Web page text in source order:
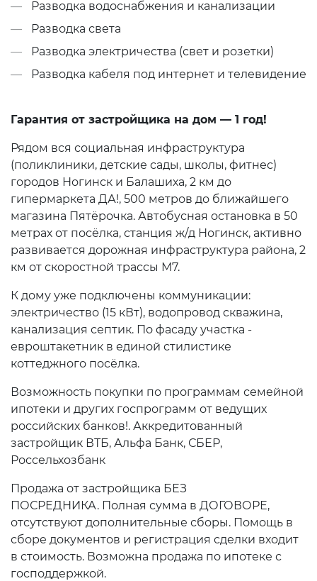
Разводка водоснабжения и канализации
Разводка света
Разводка электричества (свет и розетки)
Разводка кабеля под интернет и телевидение
Гарантия от застройщика на дом — 1 год!
Рядом вся социальная инфраструктура
(поликлиники, детские сады, школы, фитнес)
городов Ногинск и Балашиха, 2 км до
гипермаркета ДА!, 500 метров до ближайшего
магазина Пятёрочка. Автобусная остановка в 50
метрах от посёлка, станция ж/д Ногинск, активно
развивается дорожная инфраструктура района, 2
км от скоростной трассы М7.
К дому уже подключены коммуникации:
электричество (15 кВт), водопровод скважина,
канализация септик. По фасаду участка -
евроштакетник в единой стилистике
коттеджного посёлка.
Возможность покупки по программам семейной
ипотеки и других госпрограмм от ведущих
российских банков!. Аккредитованный
застройщик ВТБ, Альфа Банк, СБЕР,
Россельхозбанк
Продажа от застройщика БЕЗ
ПОСРЕДНИКА. Полная сумма в ДОГОВОРЕ,
отсутствуют дополнительные сборы. Помощь в
сборе документов и регистрация сделки входит
в стоимость. Возможна продажа по ипотеке с
господдержкой.